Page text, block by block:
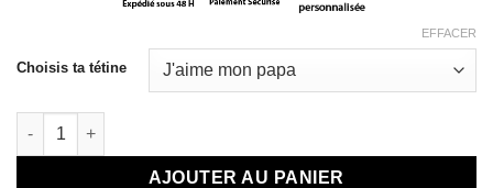
Choisis ta tétine
EFFACER
quantité de Sucette 0-6 mois "J'aime mon Papa"
AJOUTER AU PANIER